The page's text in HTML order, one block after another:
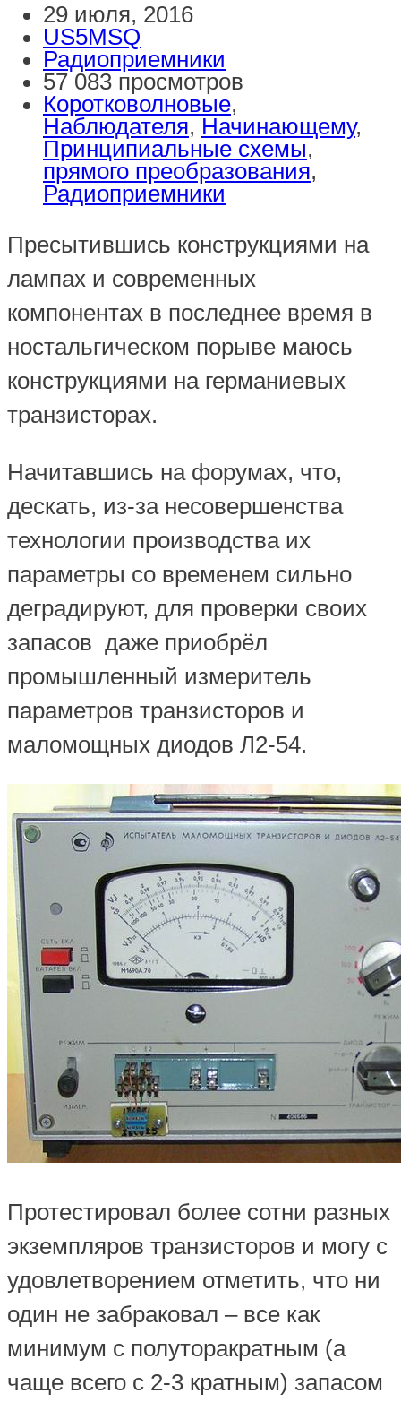
29 июля, 2016
US5MSQ
Радиоприемники
57 083 просмотров
Коротковолновые,
Наблюдателя, Начинающему,
Принципиальные схемы,
прямого преобразования,
Радиоприемники
Пресытившись конструкциями на
лампах и современных
компонентах в последнее время в
ностальгическом порыве маюсь
конструкциями на германиевых
транзисторах.
Начитавшись на форумах, что,
дескать, из-за несовершенства
технологии производства их
параметры со временем сильно
деградируют, для проверки своих
запасов даже приобрёл
промышленный измеритель
параметров транзисторов и
маломощных диодов Л2-54.
Протестировал более сотни разных
экземпляров транзисторов и могу с
удовлетворением отметить, что ни
один не забраковал – все как
минимум с полуторакратным (а
чаще всего с 2-3 кратным) запасом